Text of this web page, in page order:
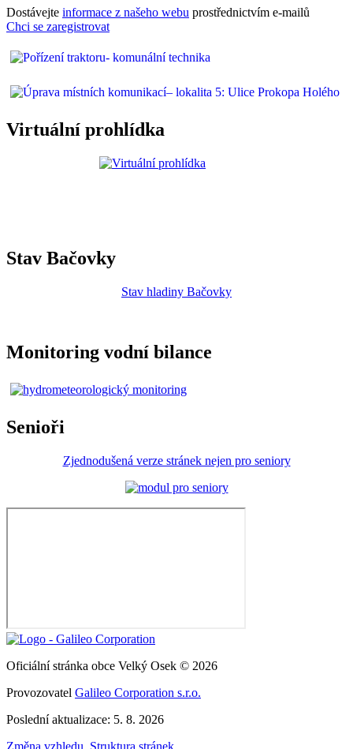
Dostávejte informace z našeho webu prostřednictvím e-mailů
Chci se zaregistrovat
Virtuální prohlídka
Stav Bačovky
Stav hladiny Bačovky
Monitoring vodní bilance
Senioři
Zjednodušená verze stránek nejen pro seniory
Oficiální stránka obce Velký Osek © 2026
Provozovatel Galileo Corporation s.r.o.
Poslední aktualizace: 5. 8. 2026
Změna vzhledu Struktura stránek